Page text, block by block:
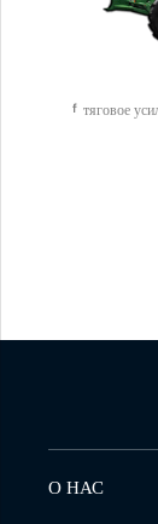
тяговое
О НАС